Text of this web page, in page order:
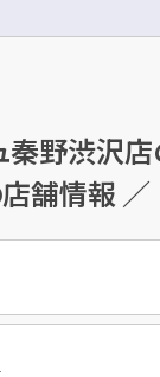
秦野渋沢
舗情報 ／